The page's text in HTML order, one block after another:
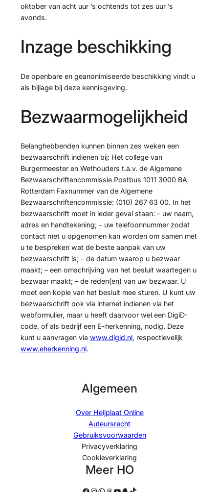
oktober van acht uur ’s ochtends tot zes uur ’s
avonds.
Inzage beschikking
De openbare en geanonimiseerde beschikking vindt u
als bijlage bij deze kennisgeving.
Bezwaarmogelijkheid
Belanghebbenden kunnen binnen zes weken een
bezwaarschrift indienen bij: Het college van
Burgermeester en Wethouders t.a.v. de Algemene
Bezwaarschriftencommissie Postbus 1011 3000 BA
Rotterdam Faxnummer van de Algemene
Bezwaarschriftencommissie: (010) 267 63 00. In het
bezwaarschrift moet in ieder geval staan: – uw naam,
adres en handtekening; – uw telefoonnummer zodat
contact met u opgenomen kan worden om samen met
u te bespreken wat de beste aanpak van uw
bezwaarschrift is; – de datum waarop u bezwaar
maakt; – een omschrijving van het besluit waartegen u
bezwaar maakt; – de reden(en) van uw bezwaar. U
moet een kopie van het besluit mee sturen. U kunt uw
bezwaarschrift ook via internet indienen via het
webformulier, maar u heeft daarvoor wel een DigiD-
code, of als bedrijf een E-herkenning, nodig. Deze
kunt u aanvragen via www.digid.nl, respectievelijk
www.eherkenning.nl.
Algemeen
Over Heijplaat Online
Auteursrecht
Gebruiksvoorwaarden
Privacyverklaring
Cookieverklaring
Meer HO